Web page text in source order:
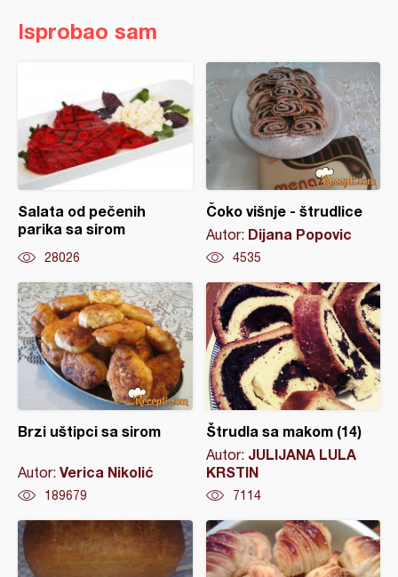
Isprobao sam
Salata od pečenih
parika sa sirom
28026
Čoko višnje - štrudlice
Autor: Dijana Popovic
4535
Brzi uštipci sa sirom
Autor: Verica Nikolić
189679
Štrudla sa makom (14)
Autor: JULIJANA LULA
KRSTIN
7114